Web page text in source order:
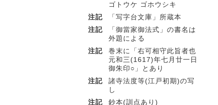
ゴトウケ ゴホウシキ
注記
「写字台文庫」所蔵本
注記
「御當家御法式」の書名は
外題による
注記
巻末に「右可相守此旨者也
元和三(1617)年七月廿一日
御朱印○」とあり
注記
諸寺法度等(江戸初期)の写
し
注記
鈔本(訓点あり)